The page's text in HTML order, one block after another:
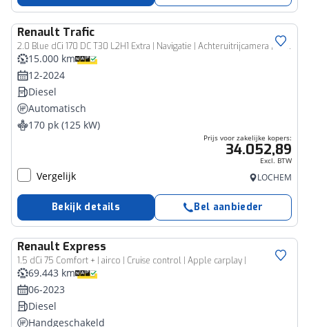
Renault Trafic
2.0 Blue dCi 170 DC T30 L2H1 Extra | Navigatie | Achteruitrijcamera | Climate Control | LED | Key-less | Lichtmetaal | Stoelverwarming |
Bedrijfswagen
15.000 km
12-2024
Diesel
Automatisch
170 pk (125 kW)
Prijs voor zakelijke kopers:
34.052,89
Excl. BTW
Vergelijk LOCHEM
Bekijk details Bel aanbieder
Renault Express
1.5 dCi 75 Comfort + | airco | Cruise control | Apple carplay |
Bedrijfswagen
69.443 km
06-2023
Diesel
Handgeschakeld